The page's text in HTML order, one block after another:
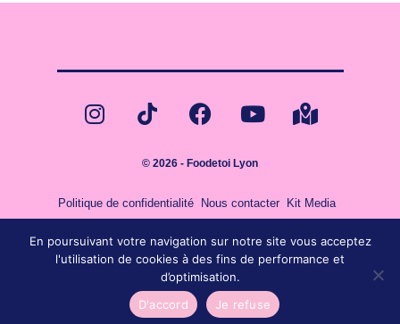
© 2026 - Foodetoi Lyon
Politique de confidentialité Nous contacter Kit Media
En poursuivant votre navigation sur notre site vous acceptez
l'utilisation de cookies à des fins de performance et
d’optimisation.
D'accord
Je refuse